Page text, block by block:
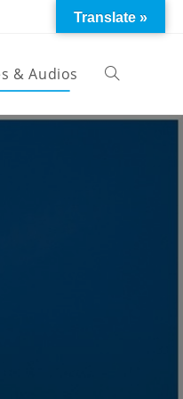
& Audios Toggle
Translate »